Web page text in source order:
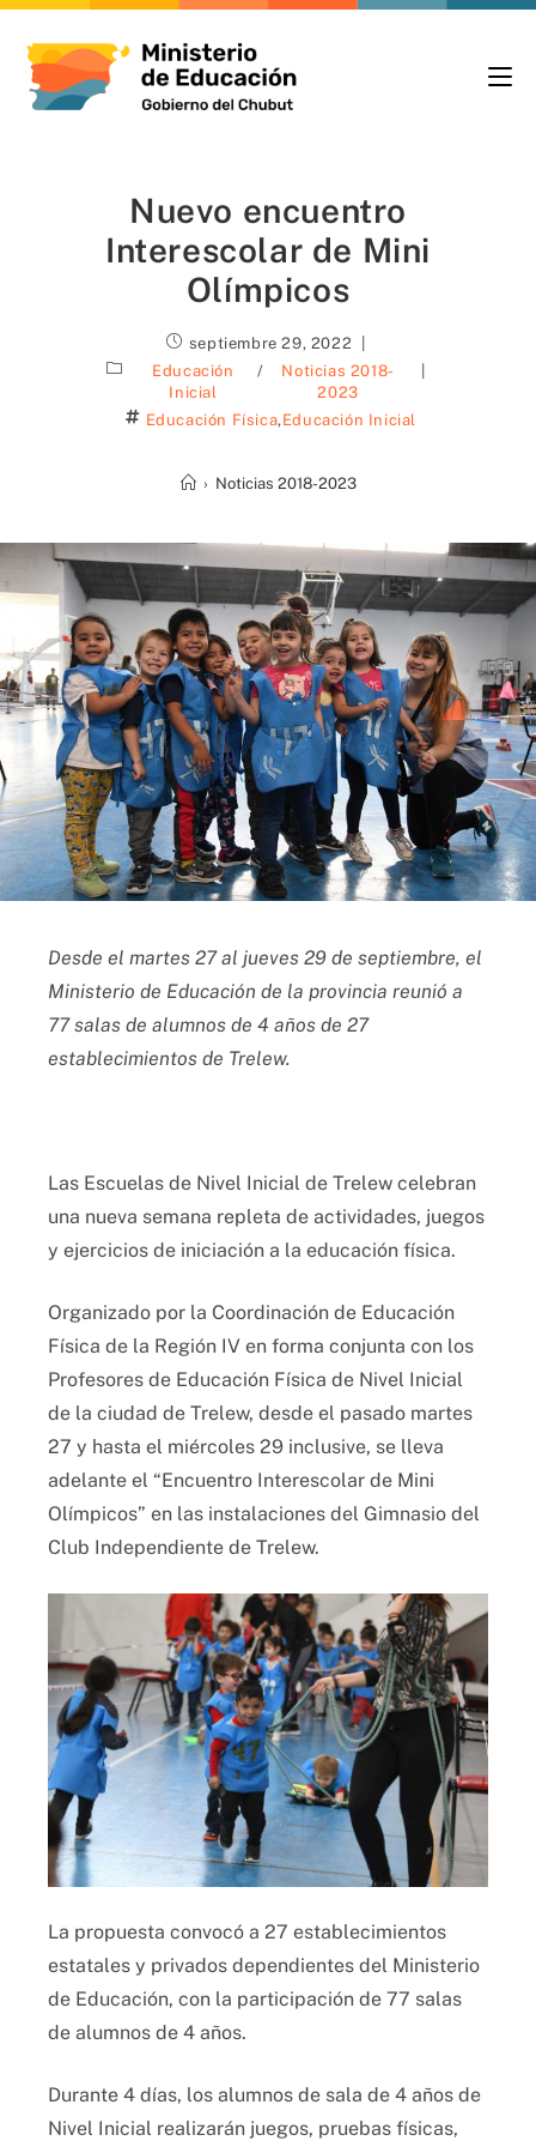
Nuevo encuentro
Interescolar de Mini
Olímpicos
septiembre 29, 2022
Educación
Inicial
/
Noticias 2018-
2023
Educación Física,Educación Inicial
› Noticias 2018-2023
Desde el martes 27 al jueves 29 de septiembre, el
Ministerio de Educación de la provincia reunió a
77 salas de alumnos de 4 años de 27
establecimientos de Trelew.
Las Escuelas de Nivel Inicial de Trelew celebran
una nueva semana repleta de actividades, juegos
y ejercicios de iniciación a la educación física.
Organizado por la Coordinación de Educación
Física de la Región IV en forma conjunta con los
Profesores de Educación Física de Nivel Inicial
de la ciudad de Trelew, desde el pasado martes
27 y hasta el miércoles 29 inclusive, se lleva
adelante el “Encuentro Interescolar de Mini
Olímpicos” en las instalaciones del Gimnasio del
Club Independiente de Trelew.
La propuesta convocó a 27 establecimientos
estatales y privados dependientes del Ministerio
de Educación, con la participación de 77 salas
de alumnos de 4 años.
Durante 4 días, los alumnos de sala de 4 años de
Nivel Inicial realizarán juegos, pruebas físicas,